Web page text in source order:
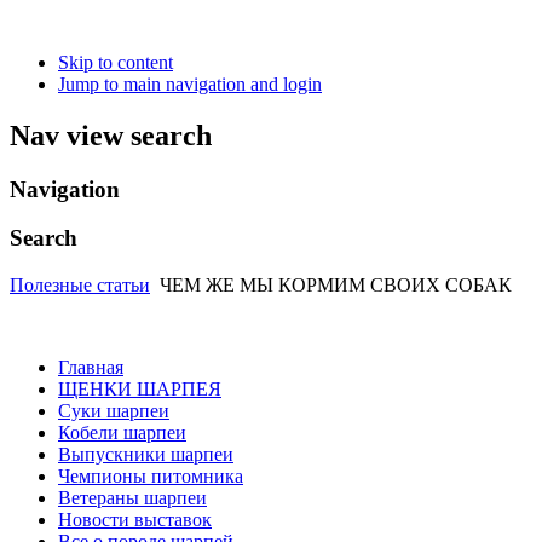
Skip to content
Jump to main navigation and login
Nav view search
Navigation
Search
Полезные статьи ЧЕМ ЖЕ МЫ КОРМИМ СВОИХ СОБАК
Главная
ЩЕНКИ ШАРПЕЯ
Суки шарпеи
Кобели шарпеи
Выпускники шарпеи
Чемпионы питомника
Ветераны шарпеи
Новости выставок